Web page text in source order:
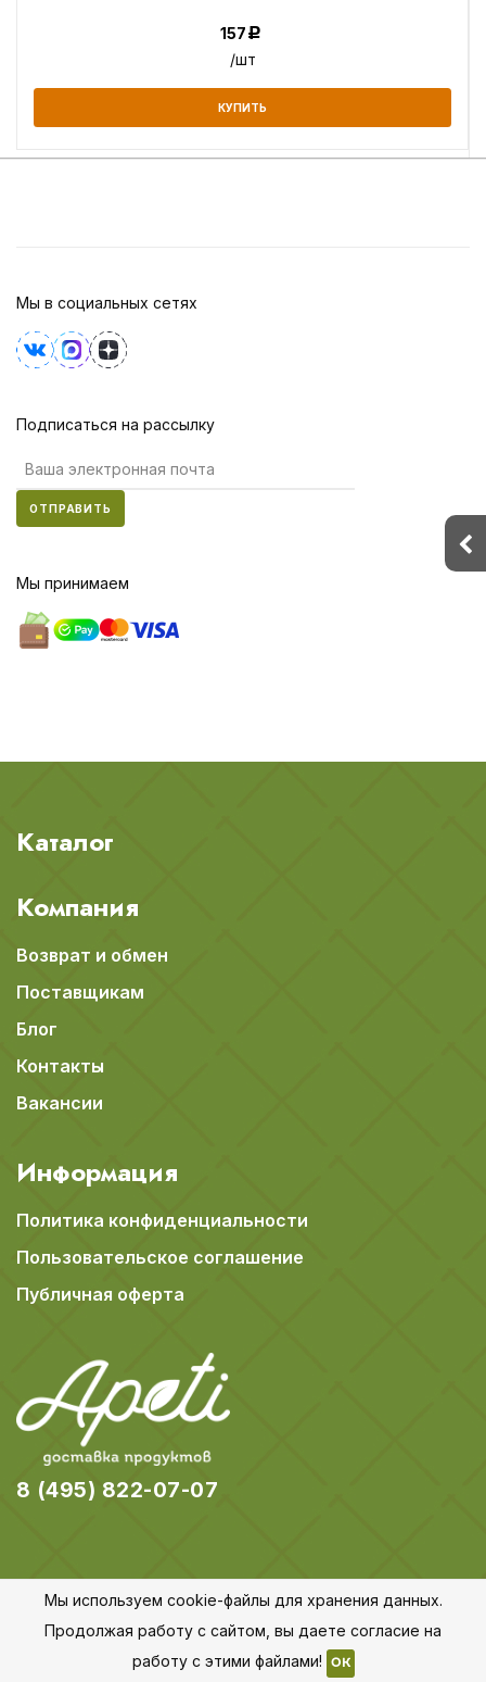
157Р
/шт
КУПИТЬ
Мы в социальных сетях
Подписаться на рассылку
ОТПРАВИТЬ
Мы принимаем
Каталог
Компания
Возврат и обмен
Поставщикам
Блог
Контакты
Вакансии
Информация
Политика конфиденциальности
Пользовательское соглашение
Публичная оферта
8 (495) 822-07-07
© 2018-2026 Apeti.ru,Карта сайта
Мы используем cookie-файлы для хранения данных.
Продолжая работу с сайтом, вы даете согласие на
работу с этими файлами!
OK